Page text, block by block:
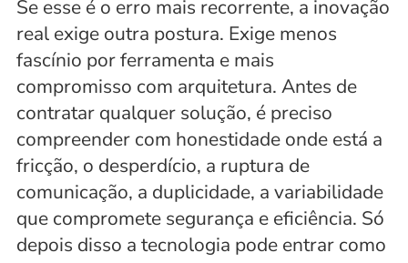
Se esse é o erro mais recorrente, a inovação
real exige outra postura. Exige menos
fascínio por ferramenta e mais
compromisso com arquitetura. Antes de
contratar qualquer solução, é preciso
compreender com honestidade onde está a
fricção, o desperdício, a ruptura de
comunicação, a duplicidade, a variabilidade
que compromete segurança e eficiência. Só
depois disso a tecnologia pode entrar como